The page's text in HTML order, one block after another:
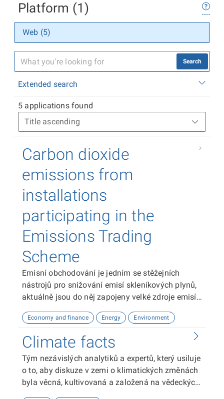
Platform (1)
Web (5)
Search
Extended search
5 applications found
Carbon dioxide
emissions from
installations
participating in the
Emissions Trading
Scheme
Emisní obchodování je jedním se stěžejních
nástrojů pro snižování emisí skleníkových plynů,
aktuálně jsou do něj zapojeny velké zdroje emisí,
v rámci směřování ke klimatické neutralitě EU do
roku 2050, stanovené v Zelené dohodě pro
Evropu (EGD) je součástí legislativního balíčku
Fit for 55.
Economy and finance Energy Environment
Climate facts
Tým nezávislých analytiků a expertů, který usiluje
o to, aby diskuze v zemi o klimatických změnách
byla věcná, kultivovaná a založená na vědeckých